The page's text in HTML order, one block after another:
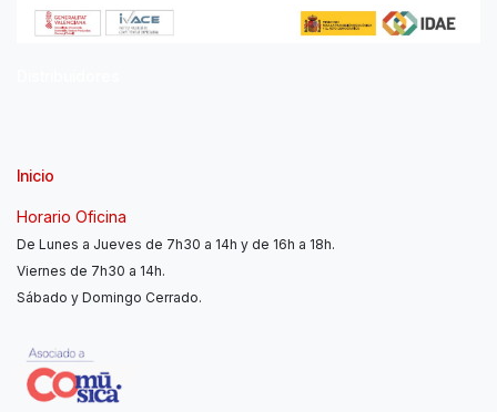
Inicio
Horario Oficina
De Lunes a Jueves de 7h30 a 14h y de 16h a 18h.
Viernes de 7h30 a 14h.
Sábado y Domingo Cerrado.